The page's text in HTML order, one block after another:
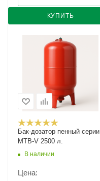
КУПИТЬ
Бак-дозатор пенный серии
MTB-V 2500 л.
В наличии
Цена: